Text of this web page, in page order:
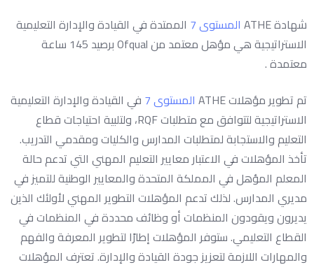
شهادة ATHE
المستوى 7
الممتدة في القيادة والإدارة التعليمية
الاستراتيجية هي مؤهل معتمد من Ofqual برصيد 145
ساعة
معتمدة.
تم تطوير مؤهلات ATHE
المستوى 7 في القيادة والإدارة التعليمية
الاستراتيجية لتتوافق مع متطلبات RQF، ولتلبية احتياجات قطاع
التعليم والاستجابة لمتطلبات المدارس والكليات ومقدمي التدريب.
تأخذ المؤهلات في الاعتبار معايير التعليم المهني التي تدعم حالة
المعلم المؤهل في المملكة المتحدة والمعايير الوطنية للتميز في
مديري المدارس. لذلك تدعم المؤهلات التطوير المهني لأولئك الذين
يديرون ويقودون المنظمات أو وظائف محددة في المنظمات في
القطاع التعليمي. ستوفر المؤهلات إطارًا لتطوير المعرفة والفهم
والمهارات اللازمة لتعزيز جودة القيادة والإدارة. تعترف المؤهلات